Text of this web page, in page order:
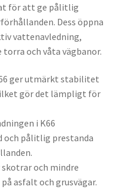
för att ge pålitlig
Dess öppna
vattenavledning,
och våta vägbanor.
ger utmärkt stabilitet
gör det lämpligt för
i K66
och pålitlig prestanda
och mindre
asfalt och grusvägar.